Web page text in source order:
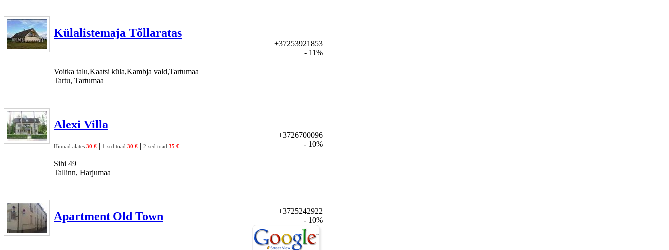
Külalistemaja Tõllaratas
Voitka talu,Kaatsi küla,Kambja vald,Tartumaa
Tartu, Tartumaa
+37253921853
- 11%
Alexi Villa
Hinnad alates 30 € | 1-sed toad 30 € | 2-sed toad 35 €
Sihi 49
Tallinn, Harjumaa
+3726700096
- 10%
Apartment Old Town
+3725242922
- 10%